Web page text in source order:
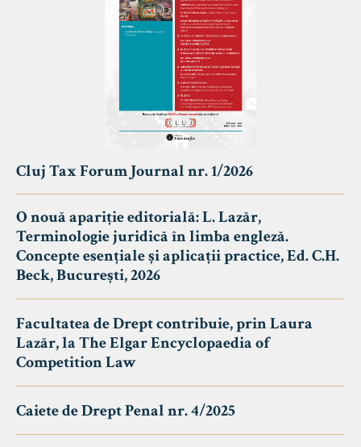
Cluj Tax Forum Journal nr. 1/2026
O nouă apariție editorială: L. Lazăr,
Terminologie juridică în limba engleză.
Concepte esențiale și aplicații practice, Ed. C.H.
Beck, București, 2026
Facultatea de Drept contribuie, prin Laura
Lazăr, la The Elgar Encyclopaedia of
Competition Law
Caiete de Drept Penal nr. 4/2025